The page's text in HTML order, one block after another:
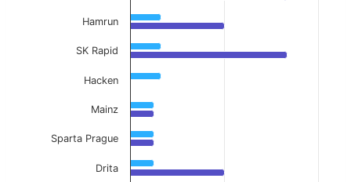
Hamrun
SK Rapid
Hacken
Mainz
Sparta Prague
Drita